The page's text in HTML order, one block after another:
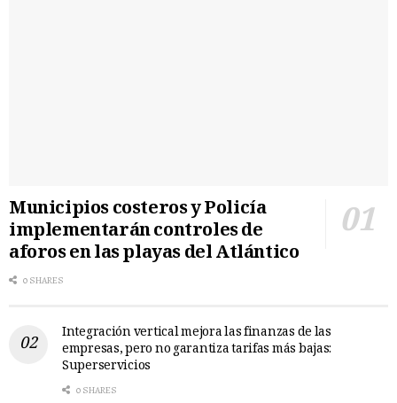
Municipios costeros y Policía
implementarán controles de
aforos en las playas del Atlántico
0 SHARES
Integración vertical mejora las finanzas de las
empresas, pero no garantiza tarifas más bajas:
Superservicios
0 SHARES